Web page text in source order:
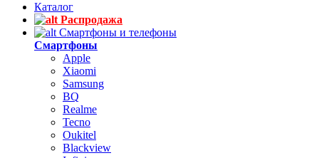
Каталог
Распродажа
Смартфоны и телефоны
Смартфоны
Apple
Xiaomi
Samsung
BQ
Realme
Tecno
Oukitel
Blackview